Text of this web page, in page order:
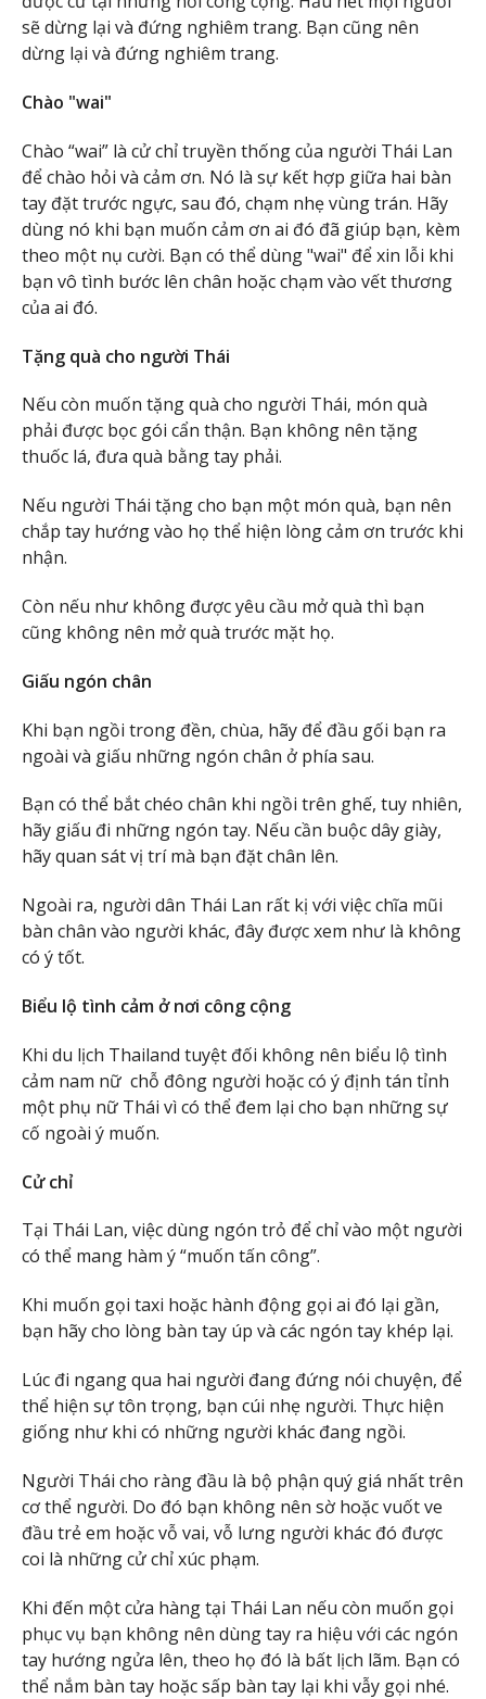
sẽ dừng lại và đứng nghiêm trang. Bạn cũng nên
dừng lại và đứng nghiêm trang.
Chào "wai"
Chào “wai” là cử chỉ truyền thống của người Thái Lan
để chào hỏi và cảm ơn. Nó là sự kết hợp giữa hai bàn
tay đặt trước ngực, sau đó, chạm nhẹ vùng trán. Hãy
dùng nó khi bạn muốn cảm ơn ai đó đã giúp bạn, kèm
theo một nụ cười. Bạn có thể dùng "wai" để xin lỗi khi
bạn vô tình bước lên chân hoặc chạm vào vết thương
của ai đó.
Tặng quà cho người Thái
Nếu còn muốn tặng quà cho người Thái, món quà
phải được bọc gói cẩn thận. Bạn không nên tặng
thuốc lá, đưa quà bằng tay phải.
Nếu người Thái tặng cho bạn một món quà, bạn nên
chắp tay hướng vào họ thể hiện lòng cảm ơn trước khi
nhận.
Còn nếu như không được yêu cầu mở quà thì bạn
cũng không nên mở quà trước mặt họ.
Giấu ngón chân
Khi bạn ngồi trong đền, chùa, hãy để đầu gối bạn ra
ngoài và giấu những ngón chân ở phía sau.
Bạn có thể bắt chéo chân khi ngồi trên ghế, tuy nhiên,
hãy giấu đi những ngón tay. Nếu cần buộc dây giày,
hãy quan sát vị trí mà bạn đặt chân lên.
Ngoài ra, người dân Thái Lan rất kị với việc chĩa mũi
bàn chân vào người khác, đây được xem như là không
có ý tốt.
Biểu lộ tình cảm ở nơi công cộng
Khi du lịch Thailand tuyệt đối không nên biểu lộ tình
cảm nam nữ chỗ đông người hoặc có ý định tán tỉnh
một phụ nữ Thái vì có thể đem lại cho bạn những sự
cố ngoài ý muốn.
Cử chỉ
Tại Thái Lan, việc dùng ngón trỏ để chỉ vào một người
có thể mang hàm ý “muốn tấn công”.
Khi muốn gọi taxi hoặc hành động gọi ai đó lại gần,
bạn hãy cho lòng bàn tay úp và các ngón tay khép lại.
Lúc đi ngang qua hai người đang đứng nói chuyện, để
thể hiện sự tôn trọng, bạn cúi nhẹ người. Thực hiện
giống như khi có những người khác đang ngồi.
Người Thái cho ràng đầu là bộ phận quý giá nhất trên
cơ thể người. Do đó bạn không nên sờ hoặc vuốt ve
đầu trẻ em hoặc vỗ vai, vỗ lưng người khác đó được
coi là những cử chỉ xúc phạm.
Khi đến một cửa hàng tại Thái Lan nếu còn muốn gọi
phục vụ bạn không nên dùng tay ra hiệu với các ngón
tay hướng ngửa lên, theo họ đó là bất lịch lãm. Bạn có
thể nắm bàn tay hoặc sấp bàn tay lại khi vẫy gọi nhé.